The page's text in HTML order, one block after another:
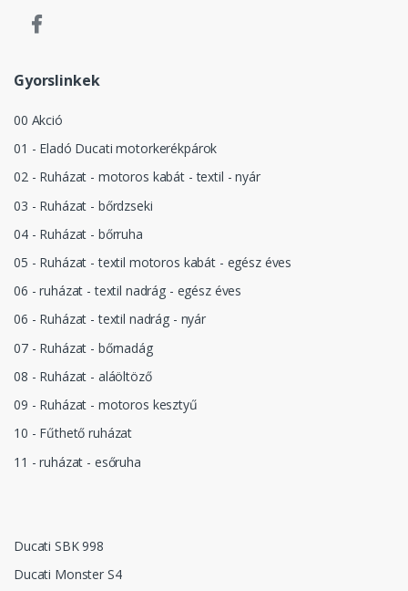
Gyorslinkek
00 Akció
01 - Eladó Ducati motorkerékpárok
02 - Ruházat - motoros kabát - textil - nyár
03 - Ruházat - bőrdzseki
04 - Ruházat - bőrruha
05 - Ruházat - textil motoros kabát - egész éves
06 - ruházat - textil nadrág - egész éves
06 - Ruházat - textil nadrág - nyár
07 - Ruházat - bőrnadág
08 - Ruházat - aláöltöző
09 - Ruházat - motoros kesztyű
10 - Fűthető ruházat
11 - ruházat - esőruha
Ducati SBK 998
Ducati Monster S4